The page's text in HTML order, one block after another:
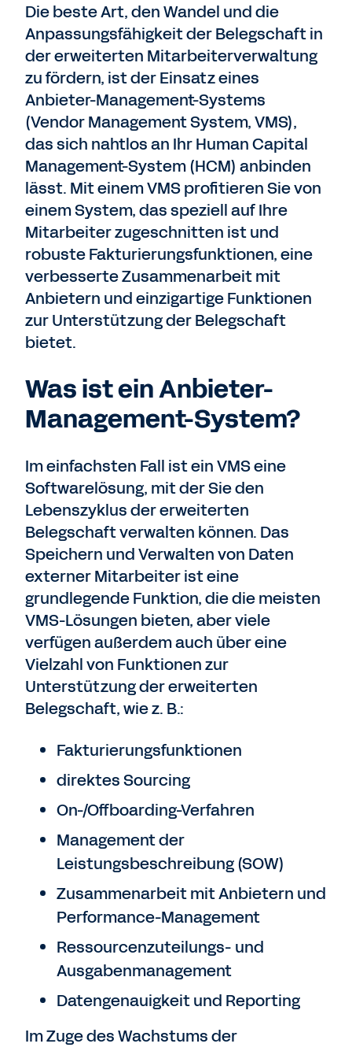
Die beste Art, den Wandel und die
Anpassungsfähigkeit der Belegschaft in
der erweiterten Mitarbeiterverwaltung
zu fördern, ist der Einsatz eines
Anbieter-Management-Systems
(Vendor Management System, VMS),
das sich nahtlos an Ihr Human Capital
Management-System (HCM) anbinden
lässt. Mit einem VMS profitieren Sie von
einem System, das speziell auf Ihre
Mitarbeiter zugeschnitten ist und
robuste Fakturierungsfunktionen, eine
verbesserte Zusammenarbeit mit
Anbietern und einzigartige Funktionen
zur Unterstützung der Belegschaft
bietet.
Was ist ein Anbieter-
Management-System?
Im einfachsten Fall ist ein VMS eine
Softwarelösung, mit der Sie den
Lebenszyklus der erweiterten
Belegschaft verwalten können. Das
Speichern und Verwalten von Daten
externer Mitarbeiter ist eine
grundlegende Funktion, die die meisten
VMS-Lösungen bieten, aber viele
verfügen außerdem auch über eine
Vielzahl von Funktionen zur
Unterstützung der erweiterten
Belegschaft, wie z. B.:
Fakturierungsfunktionen
direktes Sourcing
On-/Offboarding-Verfahren
Management der
Leistungsbeschreibung (SOW)
Zusammenarbeit mit Anbietern und
Performance-Management
Ressourcenzuteilungs- und
Ausgabenmanagement
Datengenauigkeit und Reporting
Im Zuge des Wachstums der